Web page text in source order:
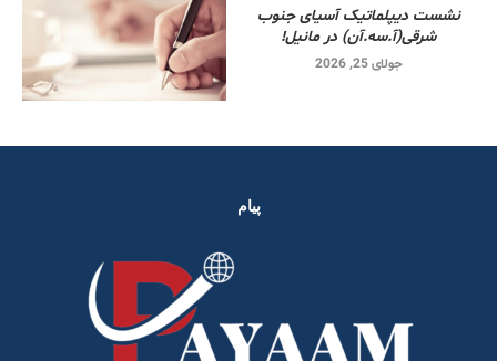
نشست دیپلماتیک آسیای جنوب
شرقی‌(آ.سه.آن) در مانیل!
جولای 25, 2026
پیام